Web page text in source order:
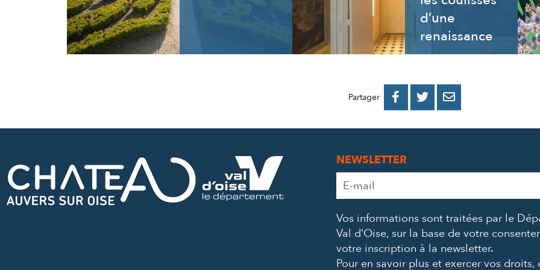
d’une
renaissance
Partager 
PARTAGER
PARTAGER
PARTAGER
NEWSLETTER
Adresse
e-
*
Vos informations sont traitées par le
Val d’Oise, sur la base de votre
votre inscription à la newsletter.
Pour en savoir plus et exercer vos droits,